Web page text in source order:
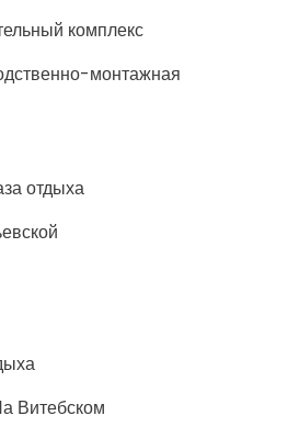
комплекс
монтажная
отдыха
Витебском